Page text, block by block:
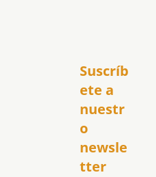
Suscríb
ete a
nuestr
o
newsle
tter